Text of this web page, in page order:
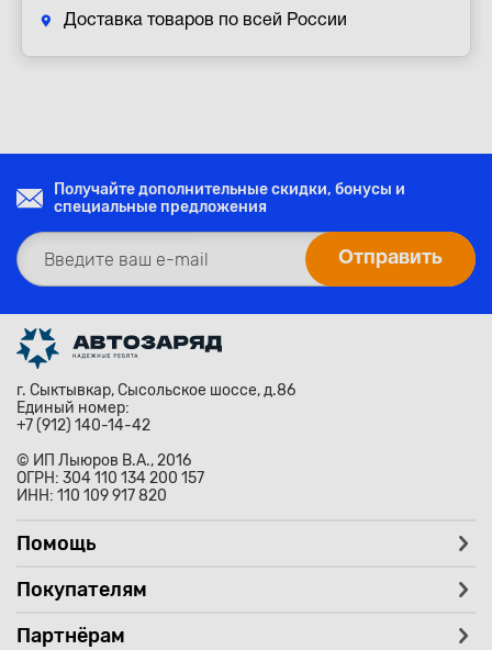
Доставка товаров по всей России
Получайте дополнительные скидки, бонусы и
специальные предложения
г. Сыктывкар, Сысольское шоссе, д.86
Единый номер:
+7 (912) 140-14-42
© ИП Лыюров В.А., 2016
ОГРН: 304 110 134 200 157
ИНН: 110 109 917 820
Помощь
Покупателям
Партнёрам